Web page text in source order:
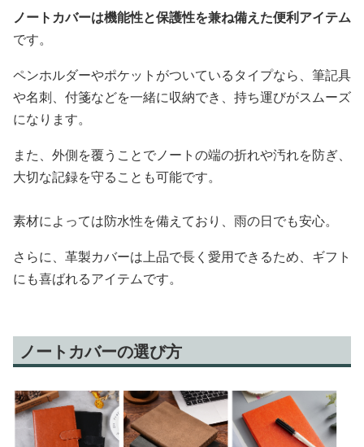
ノートカバーは機能性と保護性を兼ね備えた便利アイテム
です。
ペンホルダーやポケットがついているタイプなら、筆記具
や名刺、付箋などを一緒に収納でき、持ち運びがスムーズ
になります。
また、外側を覆うことでノートの端の折れや汚れを防ぎ、
大切な記録を守ることも可能です。
素材によっては防水性を備えており、雨の日でも安心。
さらに、革製カバーは上品で長く愛用できるため、ギフト
にも喜ばれるアイテムです。
ノートカバーの選び方